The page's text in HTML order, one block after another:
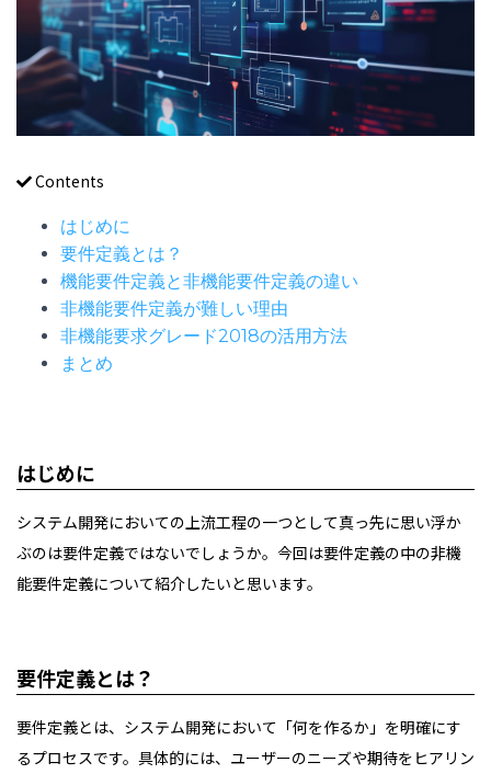
Contents
はじめに
要件定義とは？
機能要件定義と非機能要件定義の違い
非機能要件定義が難しい理由
非機能要求グレード2018の活用方法
まとめ
はじめに
システム開発においての上流工程の一つとして真っ先に思い浮か
ぶのは要件定義ではないでしょうか。今回は要件定義の中の非機
能要件定義について紹介したいと思います。
要件定義とは？
要件定義とは、システム開発において「何を作るか」を明確にす
るプロセスです。具体的には、ユーザーのニーズや期待をヒアリン